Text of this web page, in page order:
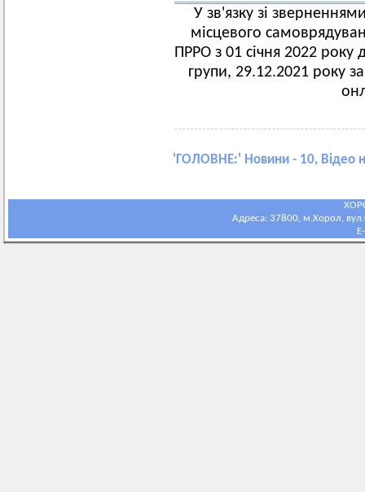
У зв'язку зі
місцевого
ПРРО з 01 січня 2022 року
групи, 29.12.2021 року
' ГОЛОВНЕ:' Новини - 10, Відео
Адреса: 37800, м.Хорол,